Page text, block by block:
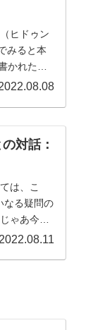
ヒドゥン
みると本
かれたも
対話：
は、こ
なる疑問の
ゃあ今に
2022.08.11